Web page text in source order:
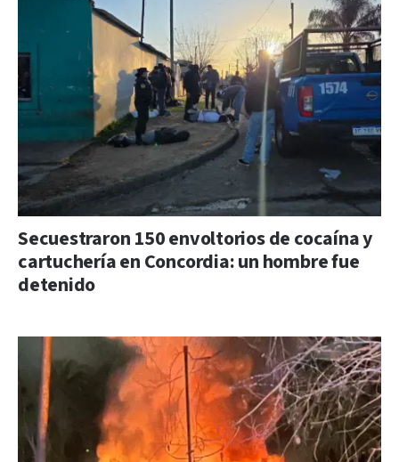
Secuestraron 150 envoltorios de cocaína y
cartuchería en Concordia: un hombre fue
detenido